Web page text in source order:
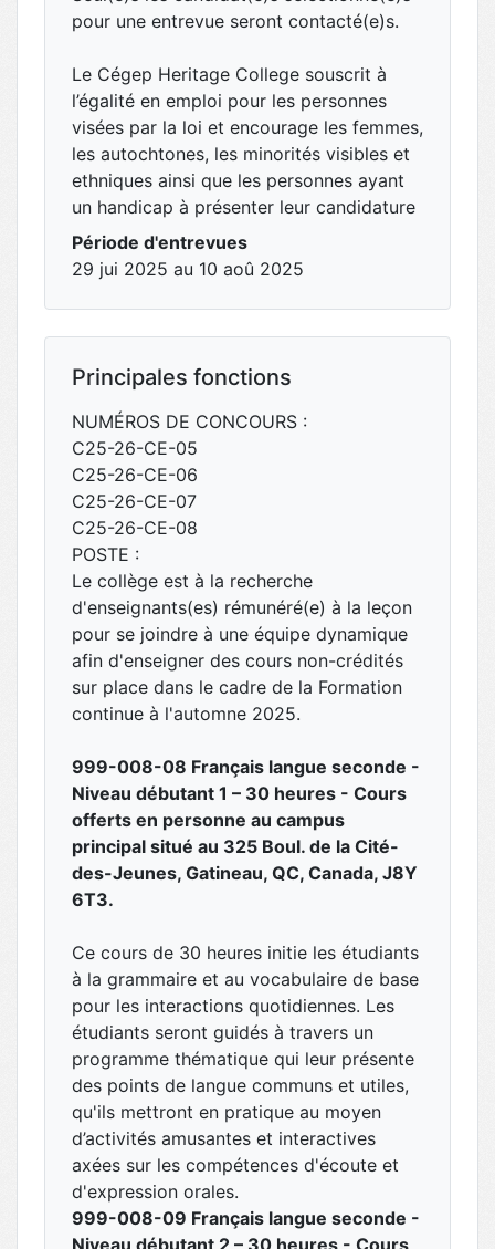
pour une entrevue seront contacté(e)s.
Le Cégep Heritage College souscrit à
l’égalité en emploi pour les personnes
visées par la loi et encourage les femmes,
les autochtones, les minorités visibles et
ethniques ainsi que les personnes ayant
un handicap à présenter leur candidature
Période d'entrevues
29 jui 2025 au 10 aoû 2025
Principales fonctions
NUMÉROS DE CONCOURS :
C25-26-CE-05
C25-26-CE-06
C25-26-CE-07
C25-26-CE-08
POSTE :
Le collège est à la recherche
d'enseignants(es) rémunéré(e) à la leçon
pour se joindre à une équipe dynamique
afin d'enseigner des cours non-crédités
sur place dans le cadre de la Formation
continue à l'automne 2025.
999-008-08 Français langue seconde -
Niveau débutant 1 – 30 heures - Cours
offerts en personne au campus
principal situé au 325 Boul. de la Cité-
des-Jeunes, Gatineau, QC, Canada, J8Y
6T3.
Ce cours de 30 heures initie les étudiants
à la grammaire et au vocabulaire de base
pour les interactions quotidiennes. Les
étudiants seront guidés à travers un
programme thématique qui leur présente
des points de langue communs et utiles,
qu'ils mettront en pratique au moyen
d’activités amusantes et interactives
axées sur les compétences d'écoute et
d'expression orales.
999-008-09 Français langue seconde -
Niveau débutant 2 – 30 heures - Cours